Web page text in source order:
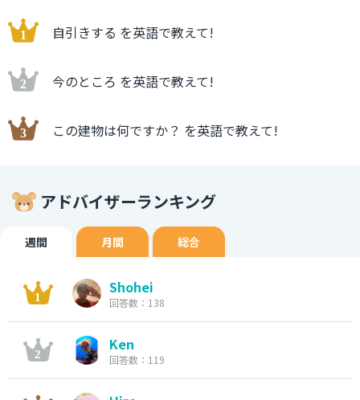
自引きする を英語で教えて!
今のところ を英語で教えて!
この建物は何ですか？ を英語で教えて!
アドバイザーランキング
週間 月間 総合
Shohei
回答数：138
Ken
回答数：119